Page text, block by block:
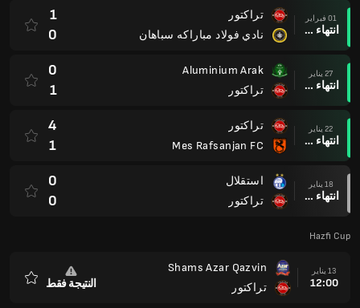
01 فبراير
انتهاء وقت المباراة
تراكتور
نادي فولاد مباراكه سباهان
1
0
27 يناير
انتهاء وقت المباراة
Aluminium Arak
تراكتور
0
1
22 يناير
انتهاء وقت المباراة
تراكتور
Mes Rafsanjan FC
4
1
18 يناير
انتهاء وقت المباراة
استقلال
تراكتور
0
0
Hazfi Cup
13 يناير
12:00
Shams Azar Qazvin
تراكتور
النتيجة فقط